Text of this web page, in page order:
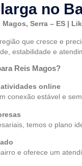
no
Serra – ES |
região que cresce e
estabilidade e
Reis Magos?
online
conexão estável e
temos o plano
e oferece um